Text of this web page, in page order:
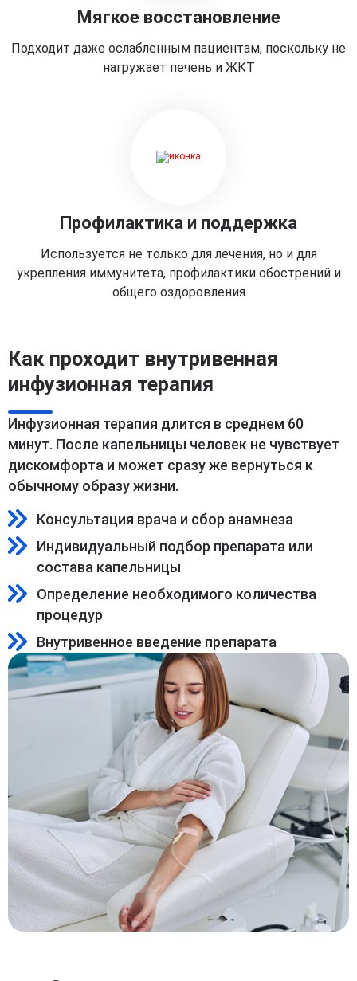
Мягкое восстановление
Подходит даже ослабленным пациентам, поскольку не
нагружает печень и ЖКТ
Профилактика и поддержка
Используется не только для лечения, но и для
укрепления иммунитета, профилактики обострений и
общего оздоровления
Как проходит внутривенная
инфузионная терапия
Инфузионная терапия длится в среднем 60
минут. После капельницы человек не чувствует
дискомфорта и может сразу же вернуться к
обычному образу жизни.
Консультация врача и сбор анамнеза
Индивидуальный подбор препарата или
состава капельницы
Определение необходимого количества
процедур
Внутривенное введение препарата